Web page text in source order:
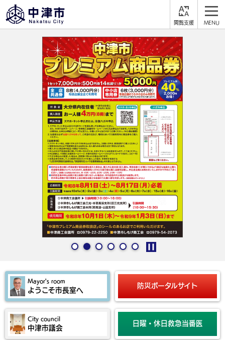
支
援
やさしい日本語
ふりがなをつける
よみあげる
背景色
黒 青 白
拡大 標準 縮小
言語を選択
英語（English） 中国語（簡体字）
中国語（繁体字） 韓国語（한국어）
組織案内
X (Twitter) YouTube
総合メニュー
くらしの情報
届出・登録・証明 保険・年金
健康・予防
住宅・インフラ
環境・衛生 生涯学習・スポーツ・人権
事業者の方へ
産業・雇用
税金
子育て・教育
子どもを預ける
手当・助成 健康・医療
スポットを探す
買う・おみやげ 四季のイベント・祭り
移住・定住
地方創生・地域活性化 広報・広聴
行政・計画
Mayor's room
ようこそ市長室へ
防災ポータルサイト
City council
中津市議会
日曜・休日救急当番医
止